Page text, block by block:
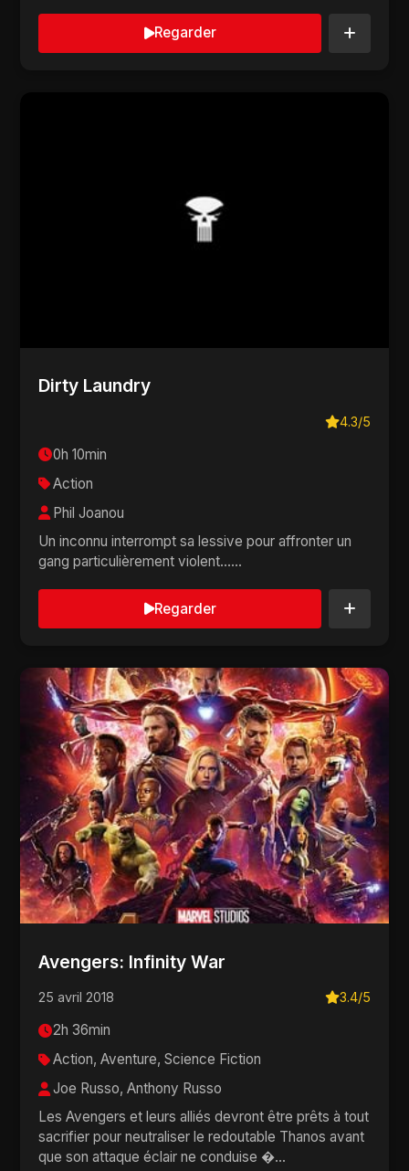
Regarder
Dirty Laundry
4.3/5
0h 10min
Action
Phil Joanou
Un inconnu interrompt sa lessive pour affronter un
gang particulièrement violent......
Regarder
Avengers: Infinity War
25 avril 2018 3.4/5
2h 36min
Action, Aventure, Science Fiction
Joe Russo, Anthony Russo
Les Avengers et leurs alliés devront être prêts à tout
sacrifier pour neutraliser le redoutable Thanos avant
que son attaque éclair ne conduise �...